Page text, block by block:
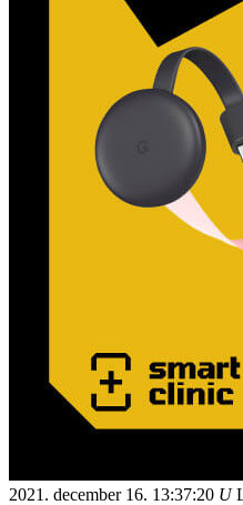
2021. december 16. 13:37:20 U